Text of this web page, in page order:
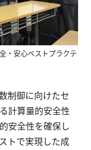
・安心ベストプラクテ
制御に向けたセ
計算量的安全性
安全性を確保し
トで実現した成